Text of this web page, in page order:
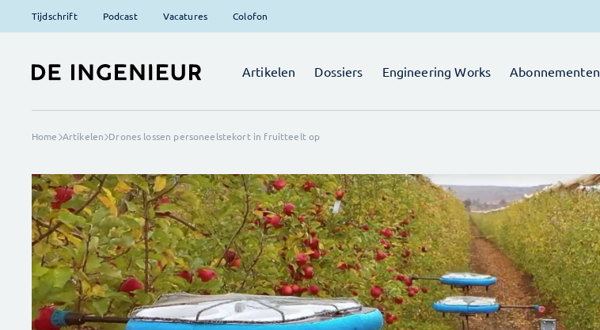
Tijdschrift Podcast Vacatures Colofon
Artikelen Dossiers Engineering Works Abonnementen
Home Artikelen Drones lossen personeelstekort in fruitteelt op